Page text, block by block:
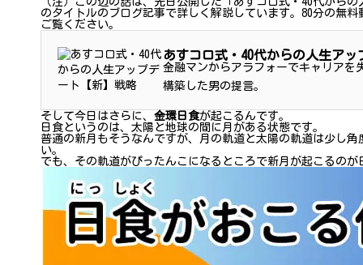
のタイトルのブログ記事で詳しく解説しています。80分の無
ご覧ください。
あすコロ式・40代からの人生アッ
金融マンからアラフォーでキャリア
構築した男の提言。
そして今日はさらに、 金環日食が起こるんです。
日食というのは、太陽と地球の間に月がある状態です。
普通の新月もそうなんですが、月の軌道と太陽の軌道は少し
い。
でも、その軌道がぴったんこになるところで新月が起こるのが